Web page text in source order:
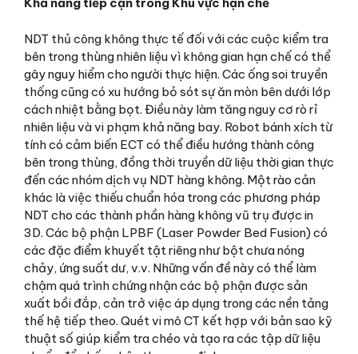
NDT thủ công không thực tế đối với các cuộc kiểm tra
bên trong thùng nhiên liệu vì không gian hạn chế có thể
gây nguy hiểm cho người thực hiện. Các ống soi truyền
thống cũng có xu hướng bỏ sót sự ăn mòn bên dưới lớp
cách nhiệt bằng bọt. Điều này làm tăng nguy cơ rò rỉ
nhiên liệu và vi phạm khả năng bay. Robot bánh xích từ
tính có cảm biến ECT có thể điều hướng thành công
bên trong thùng, đồng thời truyền dữ liệu thời gian thực
đến các nhóm dịch vụ NDT hàng không. Một rào cản
khác là việc thiếu chuẩn hóa trong các phương pháp
NDT cho các thành phần hàng không vũ trụ được in
3D. Các bộ phận LPBF (Laser Powder Bed Fusion) có
các đặc điểm khuyết tật riêng như bột chưa nóng
chảy, ứng suất dư, v.v. Những vấn đề này có thể làm
chậm quá trình chứng nhận các bộ phận được sản
xuất bồi đắp, cản trở việc áp dụng trong các nền tảng
thế hệ tiếp theo. Quét vi mô CT kết hợp với bản sao kỹ
thuật số giúp kiểm tra chéo và tạo ra các tập dữ liệu